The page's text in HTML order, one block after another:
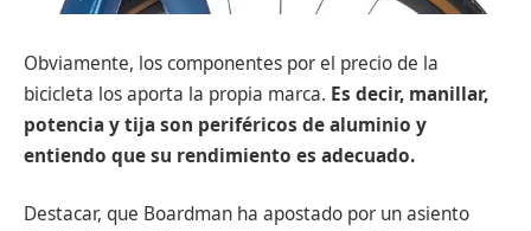
Obviamente, los componentes por el precio de la
bicicleta los aporta la propia marca. Es decir, manillar,
potencia y tija son periféricos de aluminio y
entiendo que su rendimiento es adecuado.
Destacar, que Boardman ha apostado por un asiento